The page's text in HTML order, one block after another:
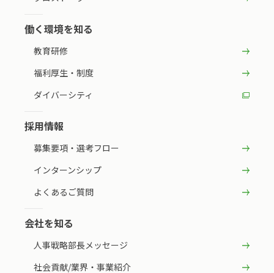
働く環境を知る
教育研修
福利厚生・制度
ダイバーシティ
採用情報
募集要項・選考フロー
インターンシップ
よくあるご質問
会社を知る
人事戦略部長メッセージ
社会貢献/業界・事業紹介